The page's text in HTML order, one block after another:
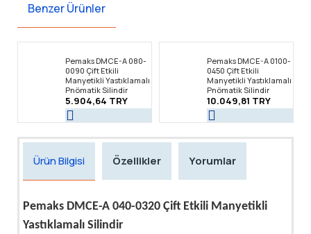
Benzer Ürünler
Pemaks DMCE-A 080-
0090 Çift Etkili
Manyetikli Yastıklamalı
Pnömatik Silindir
5.904,64 TRY
Pemaks DMCE-A 0100-
0450 Çift Etkili
Manyetikli Yastıklamalı
Pnömatik Silindir
10.049,81 TRY
Ürün Bilgisi Özellikler Yorumlar
Pemaks DMCE-A 040-0320 Çift Etkili Manyetikli
Yastıklamalı Silindir